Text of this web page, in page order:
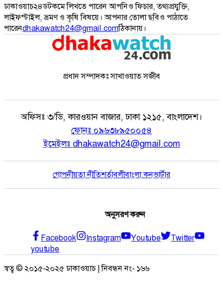
ঢাকাওয়াচ২৪ডটকমে লিখতে পারেন আপনিও ফিচার, তথ্যপ্রযুক্তি,
লাইফস্টাইল, ভ্রমণ ও কৃষি বিষয়ে। আপনার তোলা ছবিও পাঠাতে
পারেনdhakawatch24@gmail.comঠিকানায়।
প্রধান সম্পাদকঃ সাখাওয়াত সজীব
অফিসঃ ৩/ডি, কারওয়ান বাজার, ঢাকা ১২১৫, বাংলাদেশ।
ফোনঃ ০৯৬৩৮৯৫০০৫৪
ইমেইলঃ dhakawatch24@gmail.com
গোপনীয়তা নীতিশর্তাবলীবাংলা কনভার্টার
অনুসরণ করুন
Facebook Instagram Youtube
Twitter
youtube
স্বত্ব © ২০১৫-২০২৫ ঢাকাওয়াচ | নিবন্ধন নং- ১৬৬